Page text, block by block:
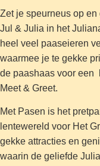
Zet je speurneus op
Jul & Julia in het
heel veel paaseieren
waarmee je te gekke
de paashaas voor een
Meet & Greet.
Met Pasen is het
lentewereld voor Het
gekke attracties en
waarin de geliefde